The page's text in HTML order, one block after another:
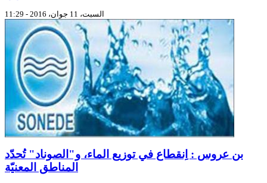
السبت، 11 جوان، 2016 - 11:29
بن عروس : اِنقطاع في توزيع الماء، و"الصوناد" تُحدّد
المناطق المعنيّة